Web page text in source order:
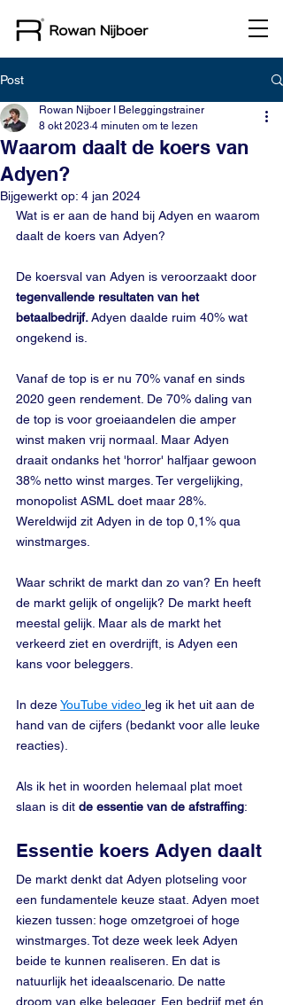
Post
Waarom daalt de koers van
Adyen?
Rowan Nijboer I Beleggingstrainer
8 okt 2023 4 minuten om te lezen
Bijgewerkt op: 4 jan 2024
Wat is er aan de hand bij Adyen en waarom
daalt de koers van Adyen?
De koersval van Adyen is veroorzaakt door
tegenvallende resultaten van het
betaalbedrijf. Adyen daalde ruim 40% wat
ongekend is.
Vanaf de top is er nu 70% vanaf en sinds
2020 geen rendement. De 70% daling van
de top is voor groeiaandelen die amper
winst maken vrij normaal. Maar Adyen
draait ondanks het 'horror' halfjaar gewoon
38% netto winst marges. Ter vergelijking,
monopolist ASML doet maar 28%.
Wereldwijd zit Adyen in de top 0,1% qua
winstmarges.
Waar schrikt de markt dan zo van? En heeft
de markt gelijk of ongelijk? De markt heeft
meestal gelijk. Maar als de markt het
verkeerd ziet en overdrijft, is Adyen een
kans voor beleggers.
In deze YouTube video leg ik het uit aan de
hand van de cijfers (bedankt voor alle leuke
reacties).
Als ik het in woorden helemaal plat moet
slaan is dit de essentie van de afstraffing:
Essentie koers Adyen daalt
De markt denkt dat Adyen plotseling voor
een fundamentele keuze staat. Adyen moet
kiezen tussen: hoge omzetgroei of hoge
winstmarges. Tot deze week leek Adyen
beide te kunnen realiseren. En dat is
natuurlijk het ideaalscenario. De natte
droom van elke belegger. Een bedrijf met én